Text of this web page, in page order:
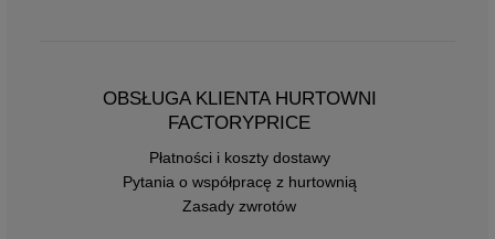
OBSŁUGA KLIENTA HURTOWNI
FACTORYPRICE
Płatności i koszty dostawy
Pytania o współpracę z hurtownią
Zasady zwrotów